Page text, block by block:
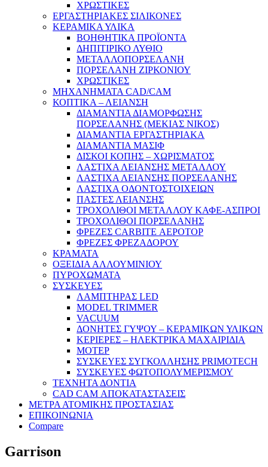
ΧΡΩΣΤΙΚΕΣ
ΕΡΓΑΣΤΗΡΙΑΚΕΣ ΣΙΛΙΚΟΝΕΣ
ΚΕΡΑΜΙΚΑ ΥΛΙΚΑ
ΒΟΗΘΗΤΙΚΑ ΠΡΟΪΟΝΤΑ
ΔΗΠΙΤΙΡΙΚΟ ΛΥΘΙΟ
ΜΕΤΑΛΛΟΠΟΡΣΕΛΑΝΗ
ΠΟΡΣΕΛΑΝΗ ΖΙΡΚΟΝΙΟΥ
ΧΡΩΣΤΙΚΕΣ
ΜΗΧΑΝΗΜΑΤΑ CAD/CAM
ΚΟΠΤΙΚΑ – ΛΕΙΑΝΣΗ
ΔΙΑΜΑΝΤΙΑ ΔΙΑΜΟΡΦΩΣΗΣ
ΠΟΡΣΕΛΑΝΗΣ (ΜΕΚΙΑΣ ΝΙΚΟΣ)
ΔΙΑΜΑΝΤΙΑ ΕΡΓΑΣΤΗΡΙΑΚΑ
ΔΙΑΜΑΝΤΙΑ ΜΑΣΙΦ
ΔΙΣΚΟΙ ΚΟΠΗΣ – ΧΩΡΙΣΜΑΤΟΣ
ΛΑΣΤΙΧΑ ΛΕΙΑΝΣΗΣ ΜΕΤΑΛΛΟΥ
ΛΑΣΤΙΧΑ ΛΕΙΑΝΣΗΣ ΠΟΡΣΕΛΑΝΗΣ
ΛΑΣΤΙΧΑ ΟΔΟΝΤΟΣΤΟΙΧΕΙΩΝ
ΠΑΣΤΕΣ ΛΕΙΑΝΣΗΣ
ΤΡΟΧΟΛΙΘΟΙ ΜΕΤΑΛΛΟΥ ΚΑΦΕ-ΑΣΠΡΟΙ
ΤΡΟΧΟΛΙΘΟΙ ΠΟΡΣΕΛΑΝΗΣ
ΦΡΕΖΕΣ CARBITE ΑΕΡΟΤΟΡ
ΦΡΕΖΕΣ ΦΡΕΖΑΔΟΡΟΥ
ΚΡΑΜΑΤΑ
ΟΞΕΙΔΙΑ ΑΛΛΟΥΜΙΝΙΟΥ
ΠΥΡΟΧΩΜΑΤΑ
ΣΥΣΚΕΥΕΣ
ΛΑΜΠΤΗΡΑΣ LED
MODEL TRIMMER
VACUUM
ΔΟΝΗΤΕΣ ΓΥΨΟΥ – ΚΕΡΑΜΙΚΩΝ ΥΛΙΚΩΝ
ΚΕΡΙΕΡΕΣ – ΗΛΕΚΤΡΙΚΑ ΜΑΧΑΙΡΙΔΙΑ
ΜΟΤΕΡ
ΣΥΣΚΕΥΕΣ ΣΥΓΚΟΛΛΗΣΗΣ PRIMOTECH
ΣΥΣΚΕΥΕΣ ΦΩΤΟΠΟΛΥΜΕΡΙΣΜΟΥ
ΤΕΧΝΗΤΑ ΔΟΝΤΙΑ
CAD CAM ΑΠΟΚΑΤΑΣΤΑΣΕΙΣ
ΜΕΤΡΑ ΑΤΟΜΙΚΗΣ ΠΡΟΣΤΑΣΙΑΣ
ΕΠΙΚΟΙΝΩΝΙΑ
Compare
Garrison